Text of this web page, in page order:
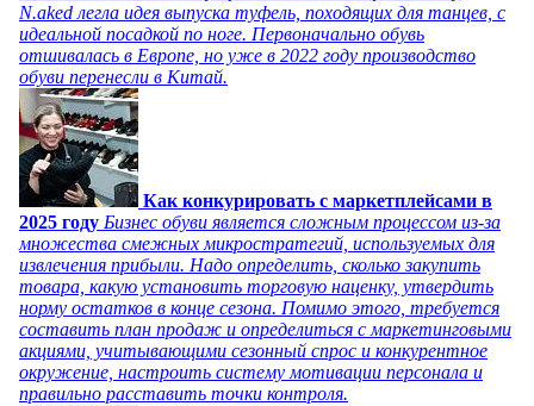
N.aked легла идея выпуска туфель, походящих для танцев, с
идеальной посадкой по ноге. Первоначально обувь
отшивалась в Европе, но уже в 2022 году производство
обуви перенесли в Китай.
Как конкурировать с маркетплейсами в
2025 году Бизнес обуви является сложным процессом из-за
множества смежных микростратегий, используемых для
извлечения прибыли. Надо определить, сколько закупить
товара, какую установить торговую наценку, утвердить
норму остатков в конце сезона. Помимо этого, требуется
составить план продаж и определиться с маркетинговыми
акциями, учитывающими сезонный спрос и конкурентное
окружение, настроить систему мотивации персонала и
правильно расставить точки контроля.